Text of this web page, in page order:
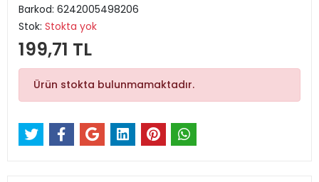
Barkod: 6242005498206
Stok: Stokta yok
199,71 TL
Ürün stokta bulunmamaktadır.